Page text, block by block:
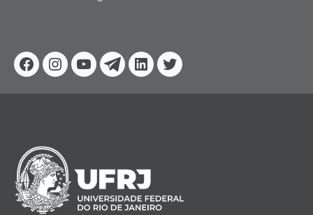
Facebook
Instagram
YoutubeTelegram
Linkedin
Twitter